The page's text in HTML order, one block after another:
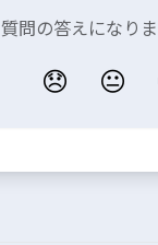
質問の答えになり
😞 😐